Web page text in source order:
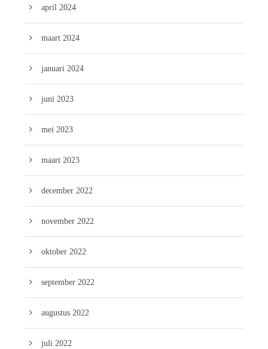
april 2024
maart 2024
januari 2024
juni 2023
mei 2023
maart 2023
december 2022
november 2022
oktober 2022
september 2022
augustus 2022
juli 2022